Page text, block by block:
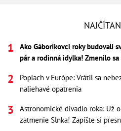
Ako Gáboríkovci roky budovali
pár a rodinná idylka! Zmenilo
Poplach v Európe: Vrátil sa
naliehavé opatrenia
Astronomické divadlo roka: Už
zatmenie Slnka! Zapíšte si